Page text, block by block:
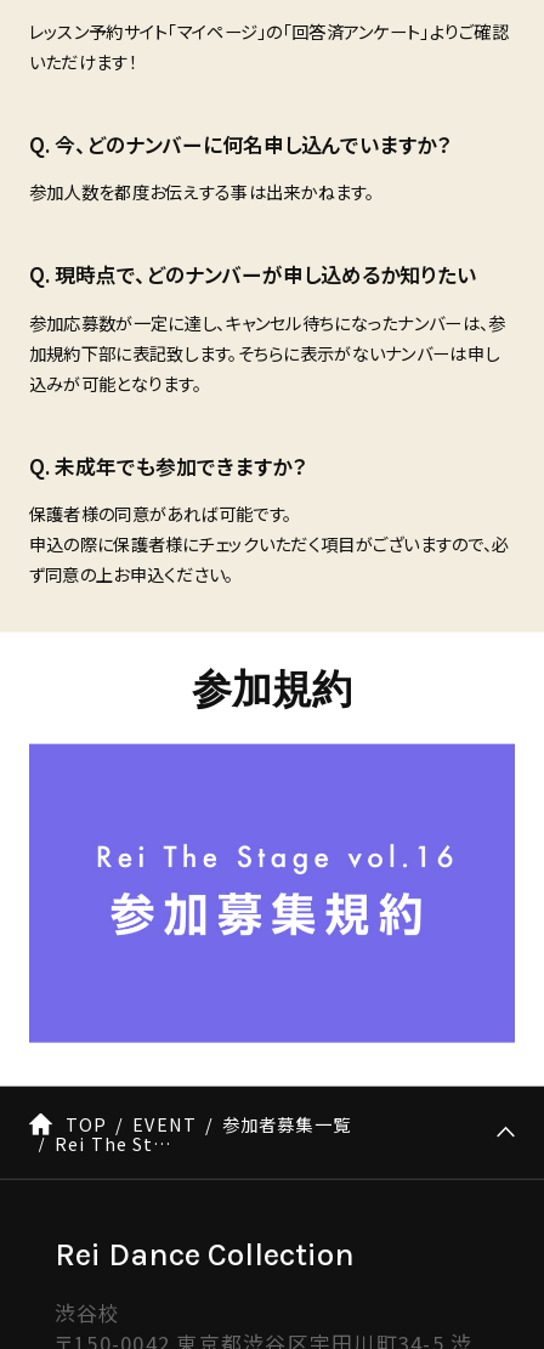
レッスン予約サイト「マイページ」の「回答済アンケート」よりご確認
いただけます！
今、どのナンバーに何名申し込んでいますか？
参加人数を都度お伝えする事は出来かねます。
現時点で、どのナンバーが申し込めるか知りたい
参加応募数が一定に達し、キャンセル待ちになったナンバーは、参
加規約下部に表記致します。そちらに表示がないナンバーは申し
込みが可能となります。
未成年でも参加できますか？
保護者様の同意があれば可能です。
申込の際に保護者様にチェックいただく項目がございますので、必
ず同意の上お申込ください。
参加規約
TOP EVENT 参加者募集一覧
Rei The Stage vol.16
Rei Dance Collection
渋谷校
〒150-0042 東京都渋谷区宇田川町34-5 渋